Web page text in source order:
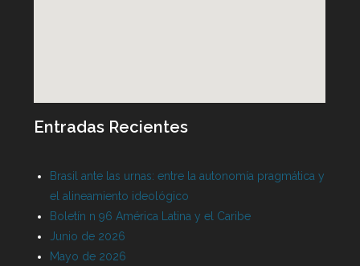
Entradas Recientes
Brasil ante las urnas: entre la autonomía pragmática y
el alineamiento ideológico
Boletín n 96 América Latina y el Caribe
Junio de 2026
Mayo de 2026